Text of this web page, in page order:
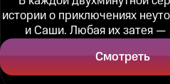
истории о приключениях
и Саши. Любая их затея —
Смотреть